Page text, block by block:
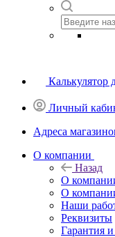
Калькулятор
Личный
Адреса
O компании
Назад
O
О
Наши
Реквизиты
Гарантия